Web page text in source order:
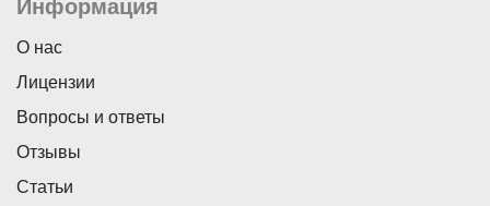
Информация
О нас
Лицензии
Вопросы и ответы
Отзывы
Статьи